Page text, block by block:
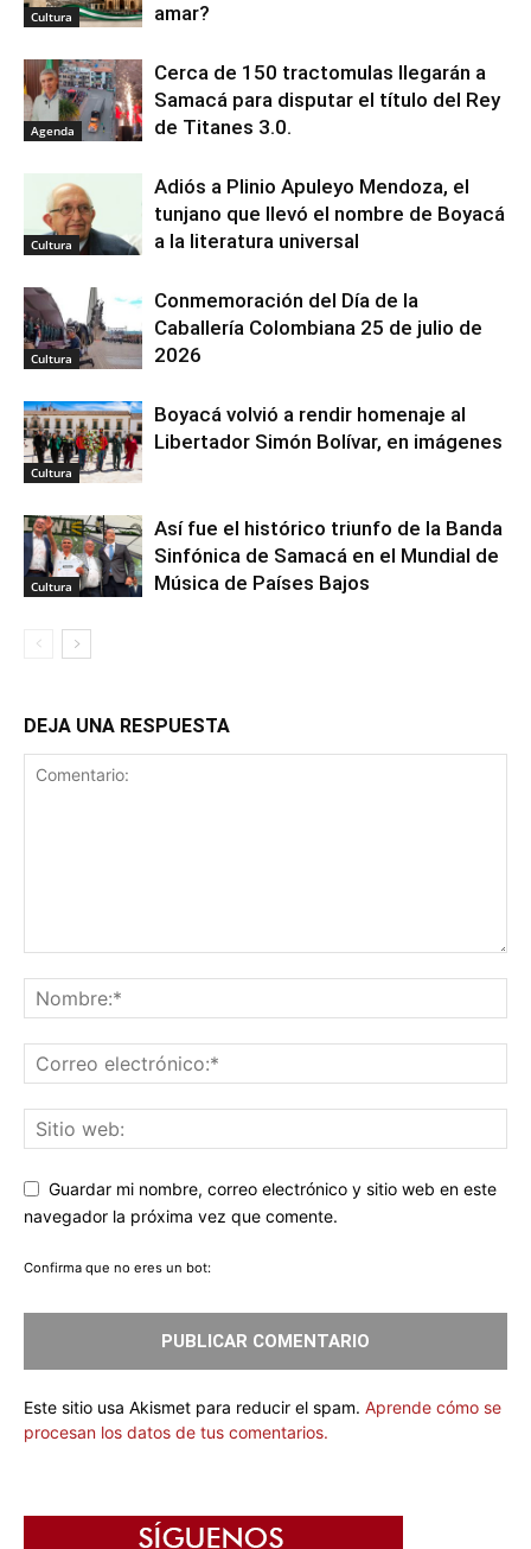
Cultura
amar?
Agenda
Cerca de 150 tractomulas llegarán a
Samacá para disputar el título del Rey
de Titanes 3.0.
Cultura
Adiós a Plinio Apuleyo Mendoza, el
tunjano que llevó el nombre de Boyacá
a la literatura universal
Cultura
Conmemoración del Día de la
Caballería Colombiana 25 de julio de
2026
Cultura
Boyacá volvió a rendir homenaje al
Libertador Simón Bolívar, en imágenes
Cultura
Así fue el histórico triunfo de la Banda
Sinfónica de Samacá en el Mundial de
Música de Países Bajos
DEJA UNA RESPUESTA
Guardar mi nombre, correo electrónico y sitio web en este
navegador la próxima vez que comente.
Confirma que no eres un bot:
Este sitio usa Akismet para reducir el spam. Aprende cómo se
procesan los datos de tus comentarios.